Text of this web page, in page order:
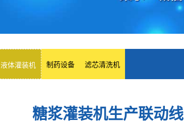
液体灌装机 制药设备 滤芯清洗机
糖浆灌装机生产联动线